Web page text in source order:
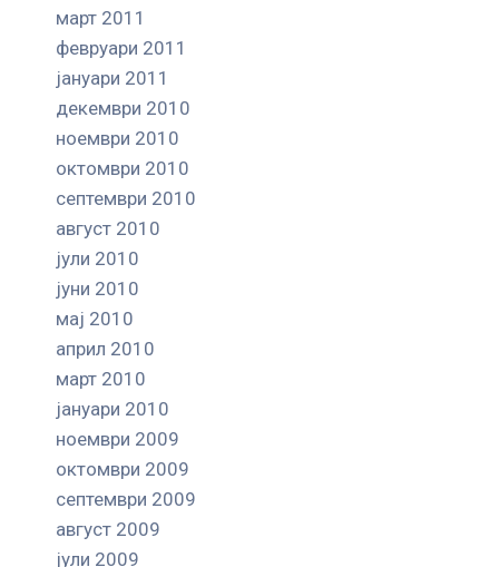
март 2011
февруари 2011
јануари 2011
декември 2010
ноември 2010
октомври 2010
септември 2010
август 2010
јули 2010
јуни 2010
мај 2010
април 2010
март 2010
јануари 2010
ноември 2009
октомври 2009
септември 2009
август 2009
јули 2009